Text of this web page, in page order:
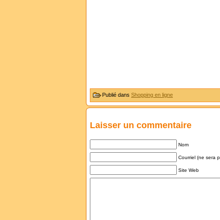
Publié dans Shopping en ligne
Laisser un commentaire
Nom
Courriel (ne sera
Site Web